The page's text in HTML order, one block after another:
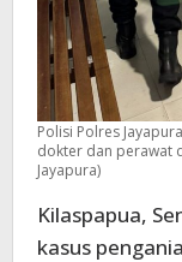
Polisi Polres
dokter dan perawat
Jayapura)
Kilaspapua,
kasus